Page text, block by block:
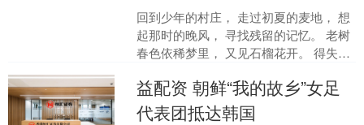
回到少年的村庄， 走过初夏的麦地， 想
起那时的晚风， 寻找残留的记忆。 老树
春色依稀梦里， 又见石榴花开。 得失不
流水....
益配资 朝鲜“我的故乡”女足
代表团抵达韩国